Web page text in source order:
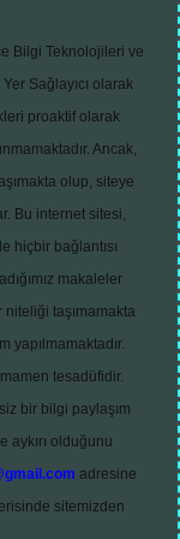
Bilgi Teknolojileri ve
Sağlayıcı olarak
proaktif olarak
Ancak,
olup, siteye
Bu internet sitesi,
hiçbir bağlantısı
makaleler
niteliği taşımamakta
yapılmamaktadır.
tesadüfidir.
bir bilgi paylaşım
aykırı olduğunu
adresine
sitemizden